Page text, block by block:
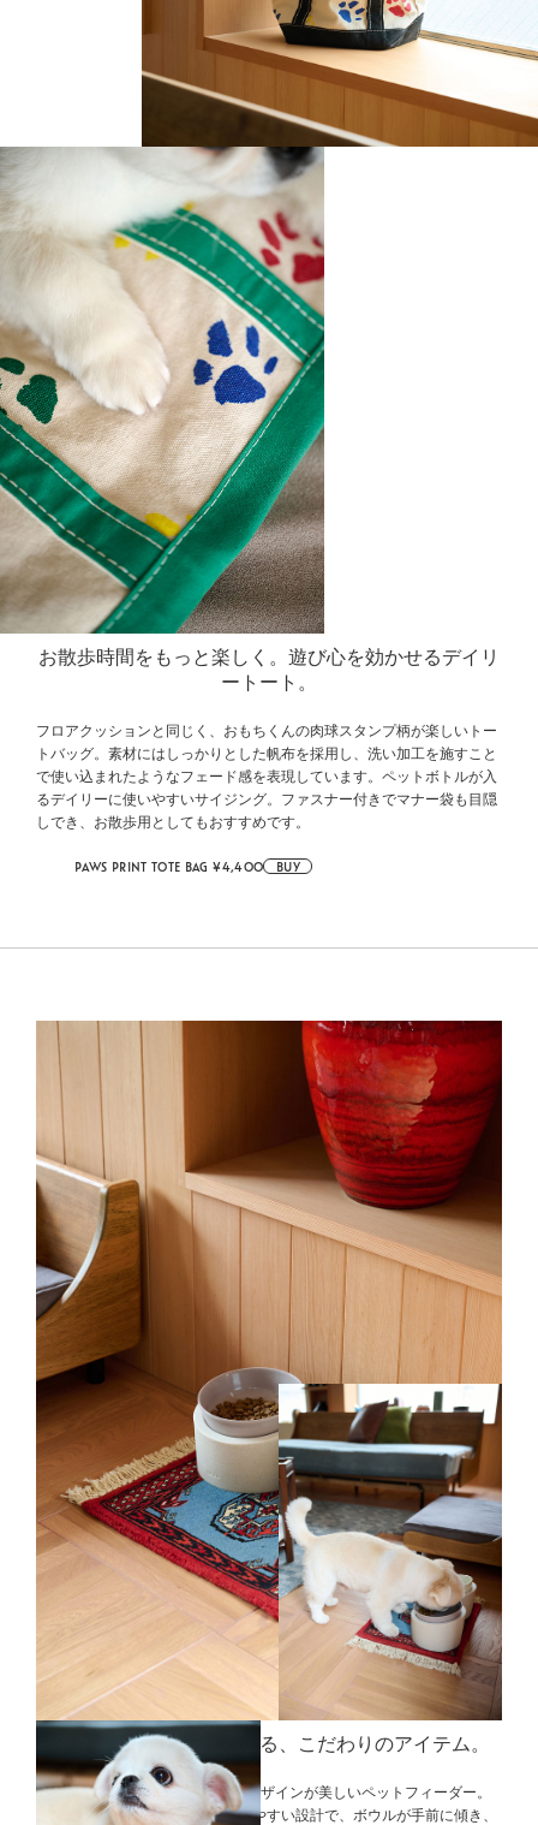
お散歩時間をもっと楽しく。 遊び心を効かせるデイリ
ートート。
フロアクッションと同じく、おもちくんの肉球スタンプ柄が楽しいトー
トバッグ。素材にはしっかりとした帆布を採用し、洗い加工を施すこと
で使い込まれたようなフェード感を表現しています。ペットボトルが入
るデイリーに使いやすいサイジング。ファスナー付きでマナー袋も目隠
しでき、お散歩用としてもおすすめです。
PAWS PRINT TOTE BAG ¥4,400 BUY
愛犬の大好きな時間を彩る、 こだわりのアイテム。
＜Ideaco＞ならではのミニマルなデザインが美しいペットフィーダー。
ボウルとスタンドが分かれた使いやすい設計で、ボウルが手前に傾き、